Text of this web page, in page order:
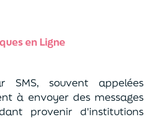
en Ligne
SMS, souvent appelées
à envoyer des messages
provenir d'institutions